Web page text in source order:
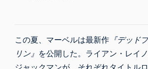
この夏、マーベルは最新作 『デッド
リン』 を公開した。ライアン・レイ
ジャックマンが、それぞれタイトル